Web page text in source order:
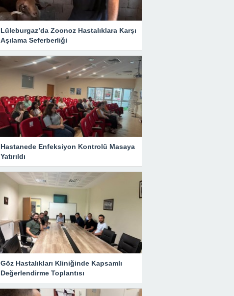
Lüleburgaz’da Zoonoz Hastalıklara Karşı
Aşılama Seferberliği
Hastanede Enfeksiyon Kontrolü Masaya
Yatırıldı
Göz Hastalıkları Kliniğinde Kapsamlı
Değerlendirme Toplantısı